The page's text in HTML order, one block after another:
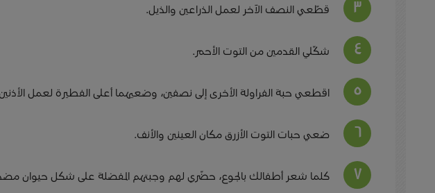
قطّعي النصف الآخر لعمل الذراعين والذيل.
شكّلي القدمين من التوت الأحمر.
اقطعي حبة الفراولة الأخرى إلى نصفين، وضعيهما أعلى الفطيرة لعمل
ضعي حبات التوت الأزرق مكان العينين والأنف.
كلما شعر أطفالك بالجوع، حضّري لهم وجبتهم المفضلة على شكل حيوان